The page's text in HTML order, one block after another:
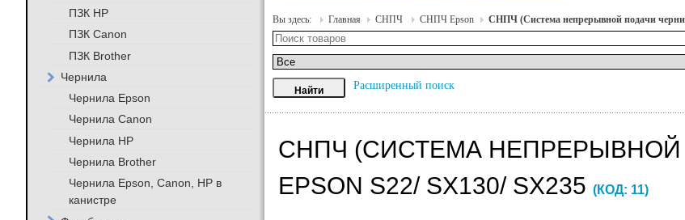
Вы здесь: Главная СНПЧ СНПЧ Epson СНПЧ (Система непрерывной подачи
Расширенный поиск
СНПЧ (СИСТЕМА НЕПРЕРЫВНОЙ
EPSON S22/ SX130/ SX235 (КОД: 11)
ПЗК HP
ПЗК Canon
ПЗК Brother
Чернила
Чернила Epson
Чернила Canon
Чернила HP
Чернила Brother
Чернила Epson, Canon, HP в
канистре